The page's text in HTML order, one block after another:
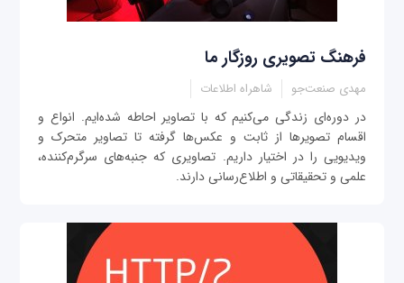
فرهنگ تصویری روزگار ما
مهدی صنعت‌جو شاهراه اطلاعات
در دوره‌ای زندگی می‌کنیم که با تصاویر احاطه شده‌ایم. انواع و
اقسام تصویرها از ثابت و عکس‌ها گرفته تا تصاویر متحرک و
ویدیویی را در اختیار داریم. تصاویری که جنبه‌های سرگرم‌کننده،
علمی و تحقیقاتی و اطلاع‌رسانی دارند.